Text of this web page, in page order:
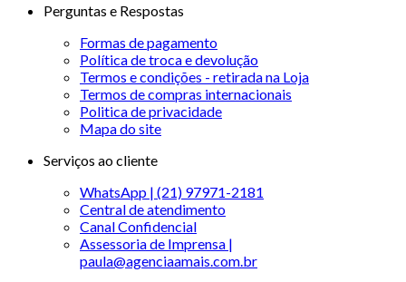
Perguntas e Respostas
Formas de pagamento
Política de troca e devolução
Termos e condições - retirada na Loja
Termos de compras internacionais
Politica de privacidade
Mapa do site
Serviços ao cliente
WhatsApp | (21) 97971-2181
Central de atendimento
Canal Confidencial
Assessoria de Imprensa |
paula@agenciaamais.com.br